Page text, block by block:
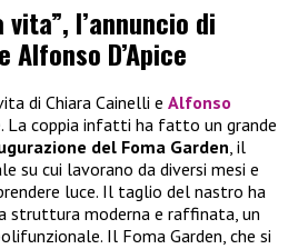
l’annuncio di
Alfonso D’Apice
di Chiara Cainelli e Alfonso
La coppia infatti ha fatto un grande
del Foma Garden , il
su cui lavorano da diversi mesi e
luce. Il taglio del nastro ha
struttura moderna e raffinata, un
Il Foma Garden, che si